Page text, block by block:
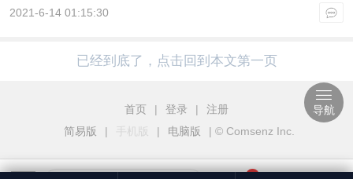
2021-6-14 01:15:30
3
已经到底了，点击回到本文第一页
首页 | 登录 |
注册
简易版
| 手机版 | 电脑版 | © Comsenz Inc.
导航